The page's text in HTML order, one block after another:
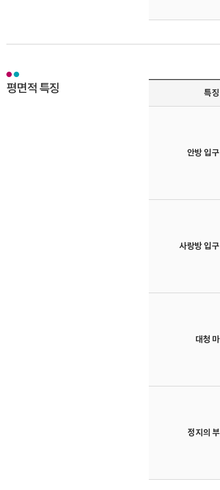
평면적 특징 특징
안방 입
사랑방 입
대청
정지의